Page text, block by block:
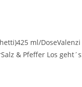
ml/DoseValenzi
& Pfeffer Los